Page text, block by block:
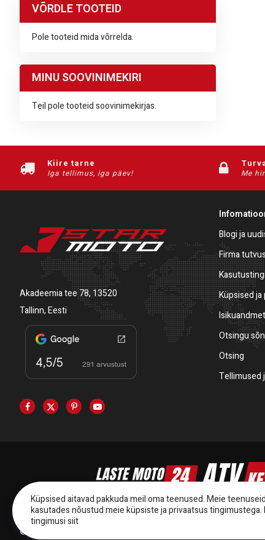
VÕRDLE TOOTEID
Pole tooteid mida võrrelda.
MINU SOOVINIMEKIRI
Teil pole tooteid soovinimekirjas.
Kiire tarne
Iga tellimus, iga päev! Me
Akadeemia tee 78, 13520
Tallinn, Eesti
Blogi ja
Firma
Küpsised
Otsingu
Otsing
Tellimused
© 2014-2025 Starmoto OÜ
Küpsised aitavad pakkuda meil oma teenused. Meie teenuseid
kasutades nõustud meie küpsiste ja privaatsus tingimustega.
tingimusi siit